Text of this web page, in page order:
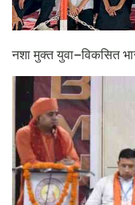
नशा मुक्त युवा–विकसित